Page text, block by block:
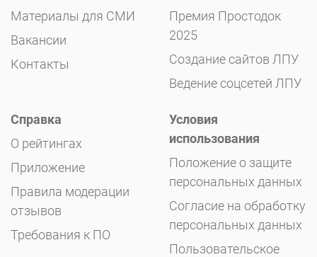
Материалы для СМИ
Вакансии
Контакты
Премия Простодок
2025
Создание сайтов ЛПУ
Ведение соцсетей ЛПУ
Справка
О рейтингах
Приложение
Правила модерации
отзывов
Требования к ПО
Условия
использования
Положение о защите
персональных данных
Согласие на обработку
персональных данных
Пользовательское